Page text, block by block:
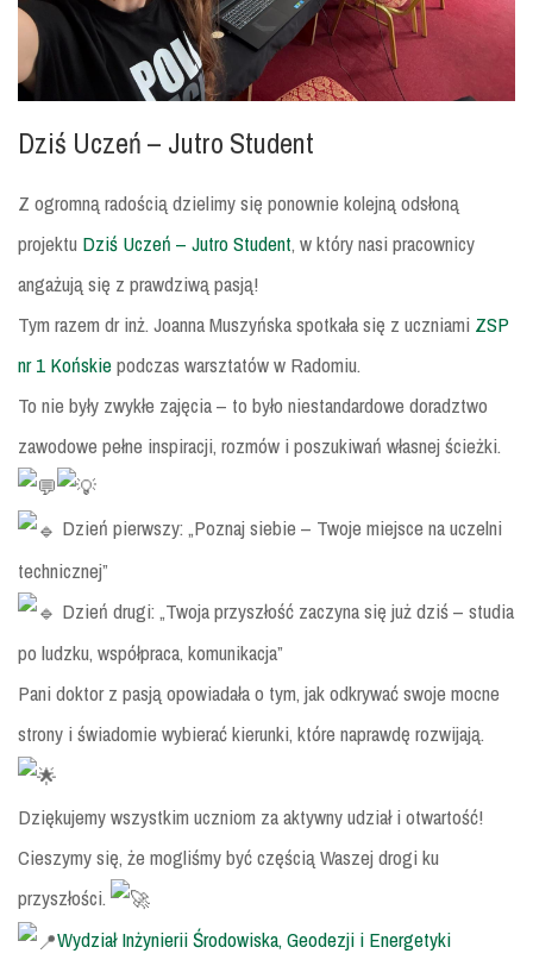
Dziś Uczeń – Jutro Student
Z ogromną radością dzielimy się ponownie kolejną odsłoną
projektu Dziś Uczeń – Jutro Student, w który nasi pracownicy
angażują się z prawdziwą pasją!
Tym razem dr inż. Joanna Muszyńska spotkała się z uczniami ZSP
nr 1 Końskiepodczas warsztatów w Radomiu.
To nie były zwykłe zajęcia – to było niestandardowe doradztwo
zawodowe pełne inspiracji, rozmów i poszukiwań własnej ścieżki.
Dzień pierwszy: „Poznaj siebie – Twoje miejsce na uczelni
technicznej”
Dzień drugi: „Twoja przyszłość zaczyna się już dziś – studia
po ludzku, współpraca, komunikacja”
Pani doktor z pasją opowiadała o tym, jak odkrywać swoje mocne
strony i świadomie wybierać kierunki, które naprawdę rozwijają.
Dziękujemy wszystkim uczniom za aktywny udział i otwartość!
Cieszymy się, że mogliśmy być częścią Waszej drogi ku
przyszłości.
Wydział Inżynierii Środowiska, Geodezji i Energetyki